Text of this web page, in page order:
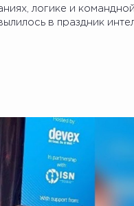
логике и
в праздник